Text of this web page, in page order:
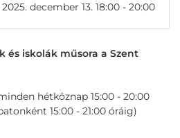
2025. december 13. 18:00 - 20:00
és iskolák műsora a Szent
hétköznap 15:00 - 20:00
15:00 - 21:00 óráig)